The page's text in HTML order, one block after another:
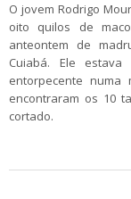
O jovem Rodrigo
oito quilos de
anteontem de
Cuiabá. Ele
entorpecente numa
encontraram os 10
cortado.